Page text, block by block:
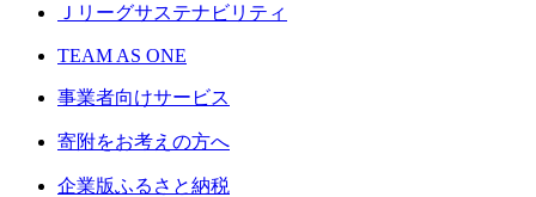
Ｊリーグサステナビリティ
TEAM AS ONE
事業者向けサービス
寄附をお考えの方へ
企業版ふるさと納税